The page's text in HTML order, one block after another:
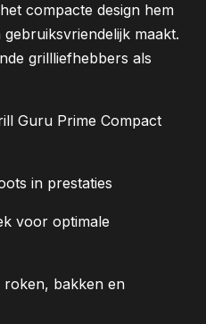
compacte design hem
maakt.
grillliefhebbers als
Guru Prime Compact
in prestaties
voor optimale
bakken en